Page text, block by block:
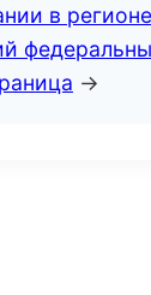
в регионе
→